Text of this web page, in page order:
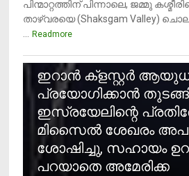
പിന്മാറ്റത്തിന് പിന്നാലെ, ജമ്മു
താഴ്‌വരയെ (Shaksgam Valley)
... Readmore
ഇറാന്‍ ക്‌ളസ്റ്റര്‍
പ്രയോഗിക്കാന്‍
ഇസ്രയേലിന്റെ
മിസൈല്‍ ശേഖരം
ശോഷിച്ചു, സഹായം
പറയാതെ അമേരിക്ക